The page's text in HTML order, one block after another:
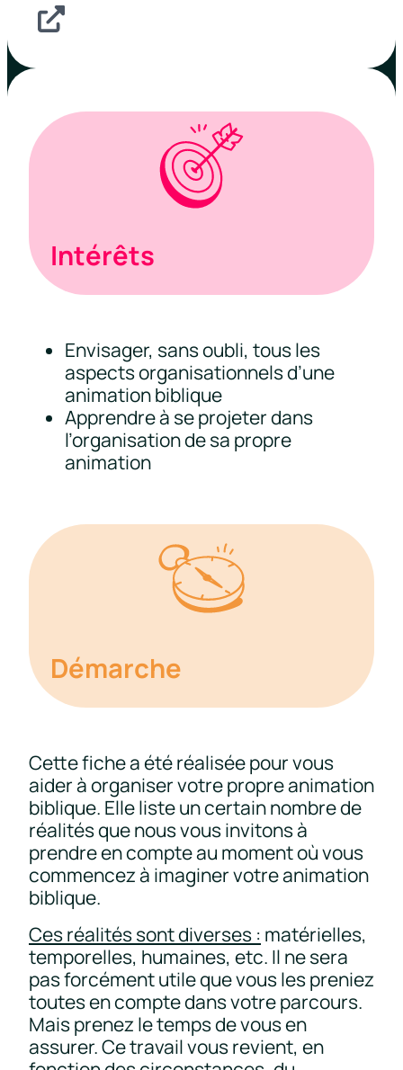
Intérêts
Envisager, sans oubli, tous les
aspects organisationnels d’une
animation biblique
Apprendre à se projeter dans
l’organisation de sa propre
animation
Démarche
Cette fiche a été réalisée pour vous
aider à organiser votre propre animation
biblique. Elle liste un certain nombre de
réalités que nous vous invitons à
prendre en compte au moment où vous
commencez à imaginer votre animation
biblique.
Ces réalités sont diverses : matérielles,
temporelles, humaines, etc. Il ne sera
pas forcément utile que vous les preniez
toutes en compte dans votre parcours.
Mais prenez le temps de vous en
assurer. Ce travail vous revient, en